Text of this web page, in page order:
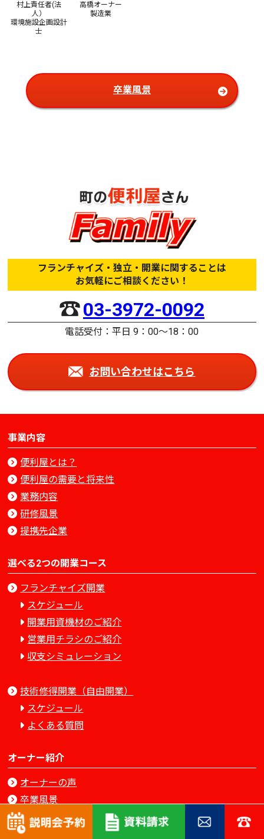
村上責任者(法
人）
環境施設企画設計
士
高橋オーナー
製造業
卒業風景
フランチャイズ・独立・開業に関することは
お気軽にご相談ください！
03-3972-0092
電話受付：平日 9：00〜18：00
お問い合わせはこちら
事業内容
便利屋とは？
便利屋の需要と将来性
業務内容
研修風景
提携先企業
選べる2つの開業コース
フランチャイズ開業
スケジュール
開業用資機材のご紹介
営業用チラシのご紹介
収支シミュレーション
技術修得開業（自由開業）
スケジュール
よくある質問
オーナー紹介
オーナーの声
卒業風景
会社案内